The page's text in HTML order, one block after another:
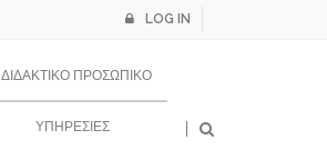
LOG IN
ΔΙΔΑΚΤΙΚΌ ΠΡΟΣΩΠΙΚΌ
ΥΠΗΡΕΣΊΕΣ ×